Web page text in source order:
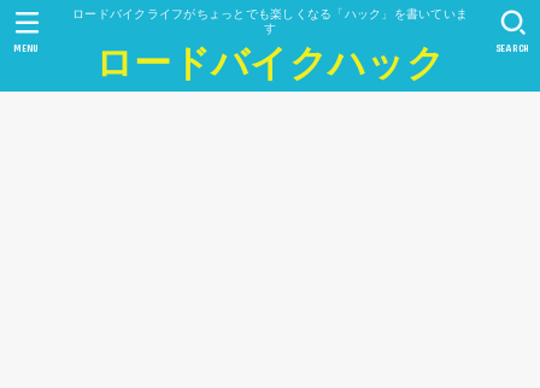
ロードバイクライフがちょっとでも楽しくなる「ハック」を書いていま
す
ロードバイクハック SEARCH
MENU